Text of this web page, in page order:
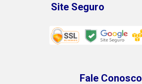
Site Seguro
Fale Conosco